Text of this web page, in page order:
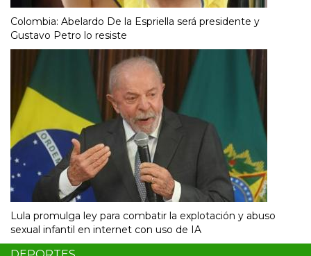
Colombia: Abelardo De la Espriella será presidente y
Gustavo Petro lo resiste
Lula promulga ley para combatir la explotación y abuso
sexual infantil en internet con uso de IA